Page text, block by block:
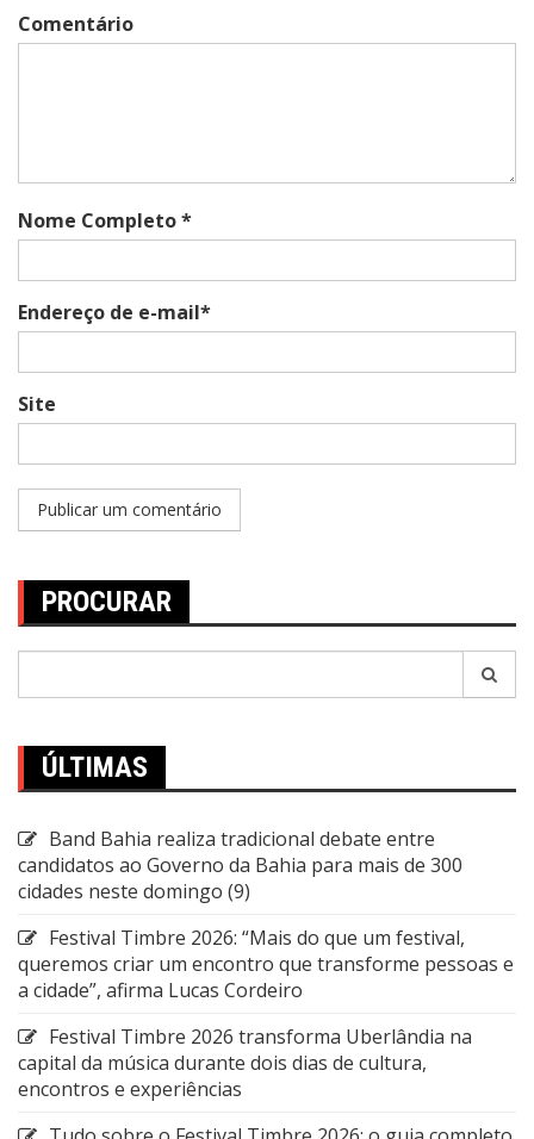
Comentário
Nome Completo *
Endereço de e-mail*
Site
PROCURAR
ÚLTIMAS
Band Bahia realiza tradicional debate entre
candidatos ao Governo da Bahia para mais de 300
cidades neste domingo (9)
Festival Timbre 2026: “Mais do que um festival,
queremos criar um encontro que transforme pessoas e
a cidade”, afirma Lucas Cordeiro
Festival Timbre 2026 transforma Uberlândia na
capital da música durante dois dias de cultura,
encontros e experiências